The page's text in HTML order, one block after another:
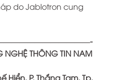
do Jablotron cung
NGHỆ THÔNG TIN NAM
Hiển, P. Thắng Tam, Tp.